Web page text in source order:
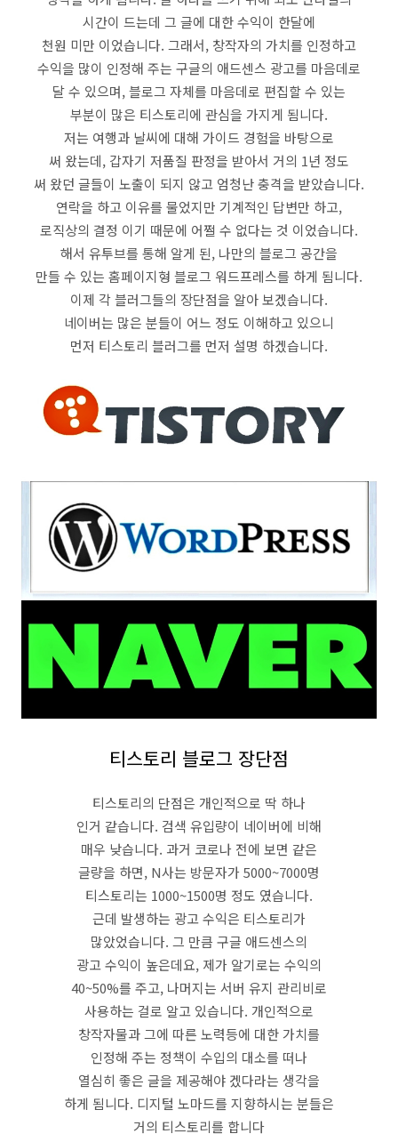
시간이 드는데 그 글에 대한 수익이 한달에
천원 미만 이었습니다. 그래서, 창작자의 가치를 인정하고
수익을 많이 인정해 주는 구글의 애드센스 광고를 마음데로
달 수 있으며, 블로그 자체를 마음데로 편집할 수 있는
부분이 많은 티스토리에 관심을 가지게 됨니다.
저는 여행과 날씨에 대해 가이드 경험을 바탕으로
써 왔는데, 갑자기 저품질 판정을 받아서 거의 1년 정도
써 왔던 글들이 노출이 되지 않고 엄청난 충격을 받았습니다.
연락을 하고 이유를 물었지만 기계적인 답변만 하고,
로직상의 결정 이기 때문에 어쩔 수 없다는 것 이었습니다.
해서 유투브를 통해 알게 된, 나만의 블로그 공간을
만들 수 있는 홈페이지형 블로그 워드프레스를 하게 됨니다.
이제 각 블러그들의 장단점을 알아 보겠습니다.
네이버는 많은 분들이 어느 정도 이해하고 있으니
먼저 티스토리 블러그를 먼저 설명 하겠습니다.
티스토리 블로그 장단점
티스토리의 단점은 개인적으로 딱 하나
인거 같습니다. 검색 유입량이 네이버에 비해
매우 낮습니다. 과거 코로나 전에 보면 같은
글량을 하면, N사는 방문자가 5000~7000명
티스토리는 1000~1500명 정도 였습니다.
근데 발생하는 광고 수익은 티스토리가
많았었습니다. 그 만큼 구글 애드센스의
광고 수익이 높은데요, 제가 알기로는 수익의
40~50%를 주고, 나머지는 서버 유지 관리비로
사용하는 걸로 알고 있습니다. 개인적으로
창작자물과 그에 따른 노력등에 대한 가치를
인정해 주는 정책이 수입의 대소를 떠나
열심히 좋은 글을 제공해야 겠다라는 생각을
하게 됨니다. 디지털 노마드를 지향하시는 분들은
거의 티스토리를 합니다